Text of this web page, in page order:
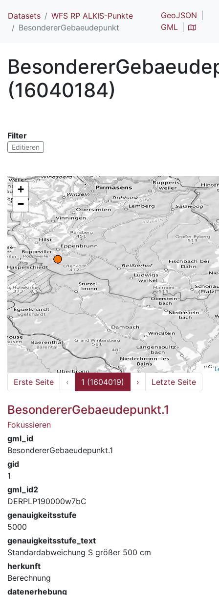
Datasets
WFS RP ALKIS-Punkte
BesondererGebaeudepunkt
GeoJSON
GML
(16040184)
Filter
Editieren
+
−
Erste Seite ‹ 1 (1604019) › Letzte Seite
BesondererGebaeudepunkt.1
Fokussieren
gml_id
BesondererGebaeudepunkt.1
gid
1
gml_id2
DERPLP190000w7bC
genauigkeitsstufe
5000
genauigkeitsstufe_text
Standardabweichung S größer 500 cm
herkunft
Berechnung
datenerhebung